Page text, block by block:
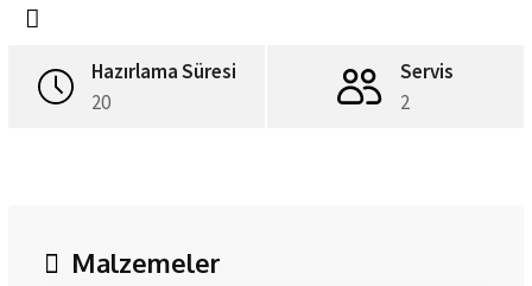
Hazırlama Süresi
20
Servis
2
Malzemeler